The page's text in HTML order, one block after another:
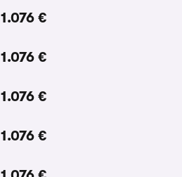
1.076 €
1.076 €
1.076 €
1.076 €